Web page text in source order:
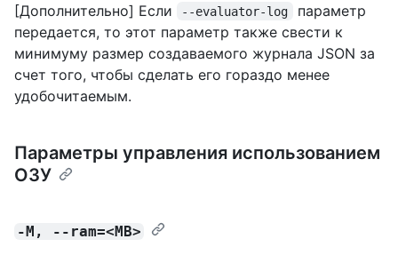
[Дополнительно] Если --evaluator-log
параметр
передается, то этот параметр также свести к
минимуму размер создаваемого журнала JSON за
счет того, чтобы сделать его гораздо менее
удобочитаемым.
Параметры управления использованием
ОЗУ
-M, --ram=<MB>